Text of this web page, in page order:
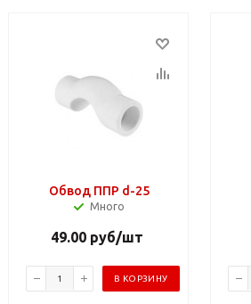
Обвод ППР d-25
Много
49.00 руб/шт
В КОРЗИНУ